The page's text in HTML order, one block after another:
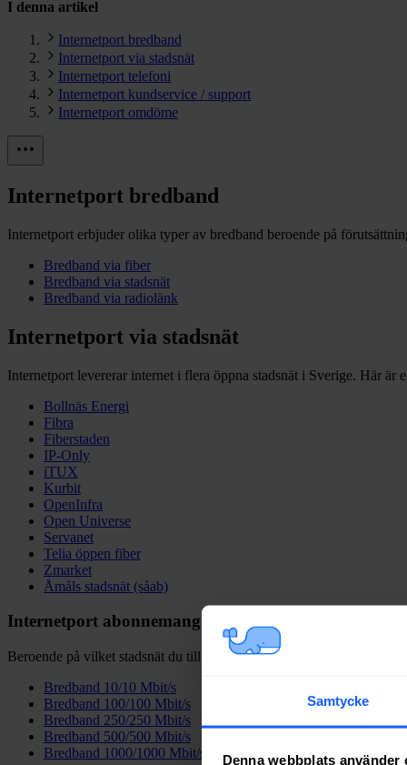
Samtycke
Denna webbplats använder
I denna artikel
Internetport bredband
Internetport via stadsnät
Internetport telefoni
Internetport kundservice / support
Internetport omdöme
Internetport bredband
Internetport erbjuder olika typer av bredband beroende på
Bredband via fiber
Bredband via stadsnät
Bredband via radiolänk
Internetport via stadsnät
Internetport levererar internet i flera öppna stadsnät i Sverige. Här är
Bollnäs Energi
Fibra
Fiberstaden
IP-Only
iTUX
Kurbit
OpenInfra
Open Universe
Servanet
Telia öppen fiber
Zmarket
Åmåls stadsnät (såab)
Internetport abonnemang & internethastigheter
Beroende på vilket stadsnät du tillhör kan du som vill ha bredband
Bredband 10/10 Mbit/s
Bredband 100/100 Mbit/s
Bredband 250/250 Mbit/s
Bredband 500/500 Mbit/s
Bredband 1000/1000 Mbit/s